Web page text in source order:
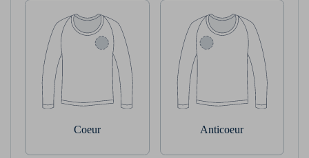
Coeur Anticoeur